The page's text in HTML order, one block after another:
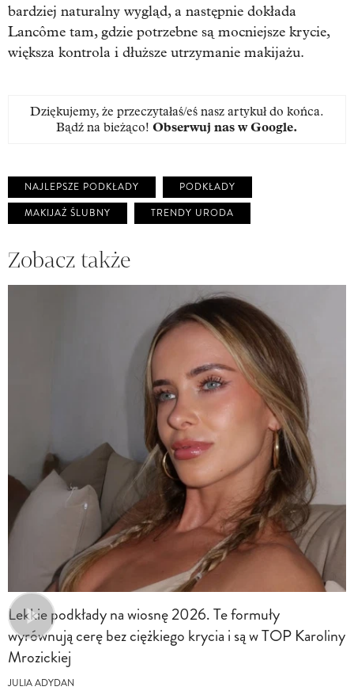
bardziej naturalny wygląd, a następnie dokłada
Lancôme tam, gdzie potrzebne są mocniejsze krycie,
większa kontrola i dłuższe utrzymanie makijażu.
Dziękujemy, że przeczytałaś/eś nasz artykuł do końca.
Bądź na bieżąco! Obserwuj nas w Google.
NAJLEPSZE PODKŁADY
PODKŁADY
MAKIJAŻ ŚLUBNY
TRENDY URODA
Zobacz także
Lekkie podkłady na wiosnę 2026. Te formuły
wyrównują cerę bez ciężkiego krycia i są w TOP Karoliny
Mrozickiej
JULIA ADYDAN